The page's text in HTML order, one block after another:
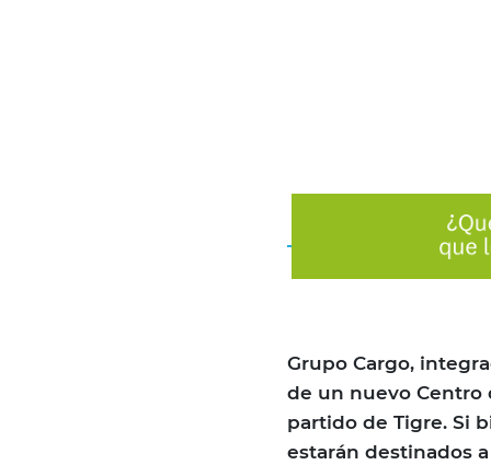
Grupo Cargo,
de un nuevo Centro
partido de Tigre. Si
estarán destinados